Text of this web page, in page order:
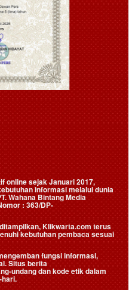
online sejak Januari 2017,
informasi melalui dunia
Wahana Bintang Media
: 363/DP-
Klikwarta.com terus
kebutuhan pembaca sesuai
fungsi informasi,
Situs berita
undang dan kode etik dalam